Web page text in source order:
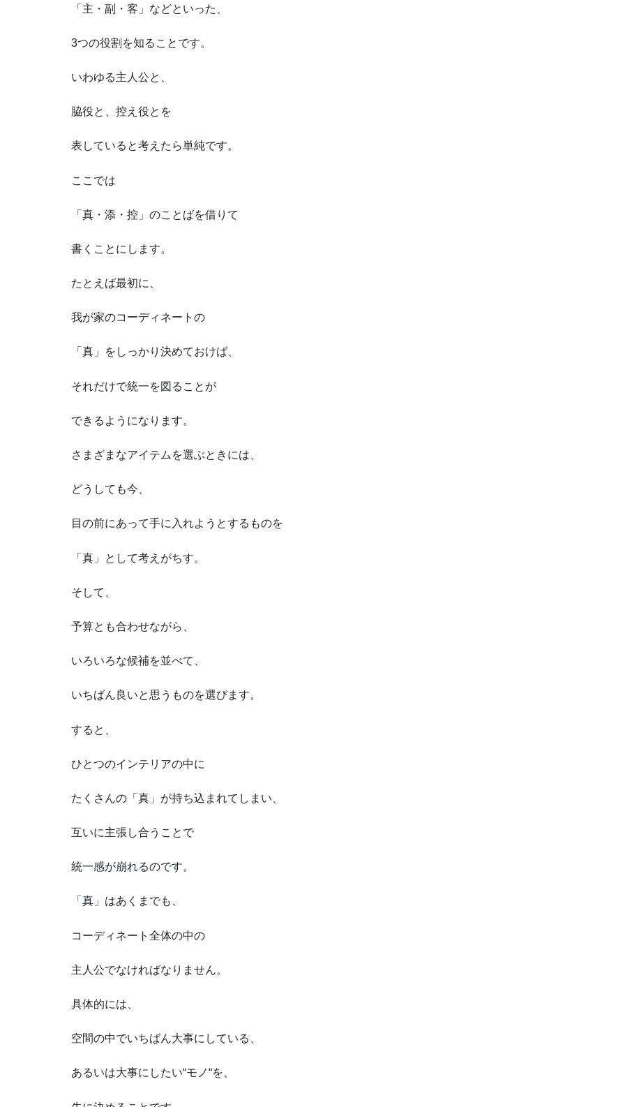
「主・副・客」などといった、
3つの役割を知ることです。
いわゆる主人公と、
脇役と、控え役とを
表していると考えたら単純です。
ここでは
「真・添・控」のことばを借りて
書くことにします。
たとえば最初に、
我が家のコーディネートの
「真」をしっかり決めておけば、
それだけで統一を図ることが
できるようになります。
さまざまなアイテムを選ぶときには、
どうしても今、
目の前にあって手に入れようとするものを
「真」として考えがちす。
そして、
予算とも合わせながら、
いろいろな候補を並べて、
いちばん良いと思うものを選びます。
すると、
ひとつのインテリアの中に
たくさんの「真」が持ち込まれてしまい、
互いに主張し合うことで
統一感が崩れるのです。
「真」はあくまでも、
コーディネート全体の中の
主人公でなければなりません。
具体的には、
空間の中でいちばん大事にしている、
あるいは大事にしたい“モノ“を、